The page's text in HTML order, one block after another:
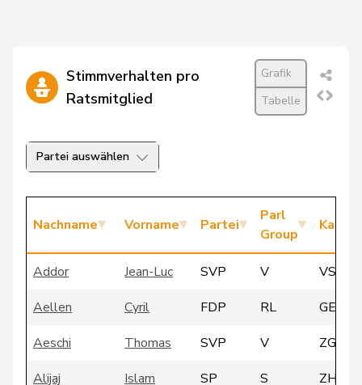
Stimmverhalten pro
Ratsmitglied
Grafik
Tabelle
Partei auswählen
Nachname Vorname Partei
Parl
Group
Addor Jean-Luc SVP V
VS
Aellen
Cyril FDP RL
GE
Aeschi
Thomas SVP V
ZG
Alijaj
Islam SP S
ZH